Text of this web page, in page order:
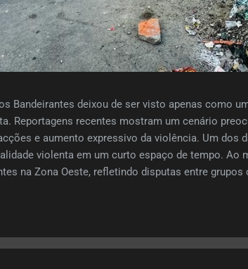
Bandeirantes deixou de ser visto apenas como
Reportagens recentes mostram um cenário
e aumento expressivo da violência. Um dos
violenta em um curto espaço de tempo. Ao
na Zona Oeste, refletindo disputas entre
ou investir na região. E é exatamente aqui
atributos extremamente valorizados: